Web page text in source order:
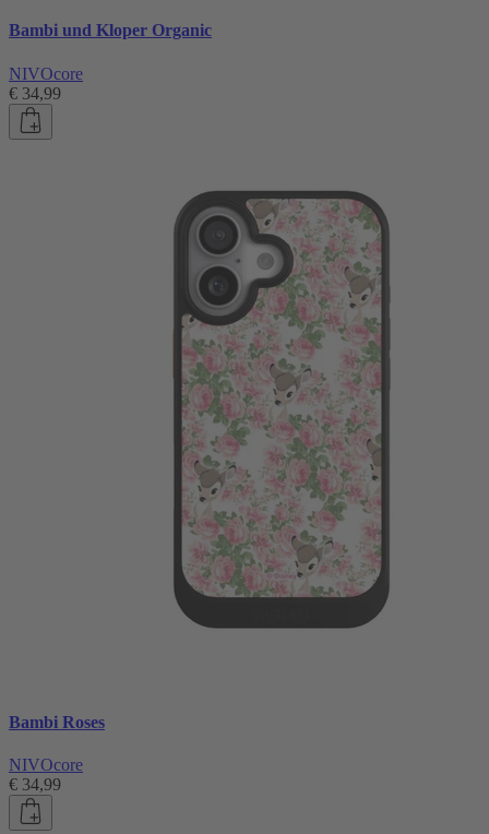
Bambi und Kloper Organic
NIVOcore
€ 34,99
Bambi Roses
NIVOcore
€ 34,99